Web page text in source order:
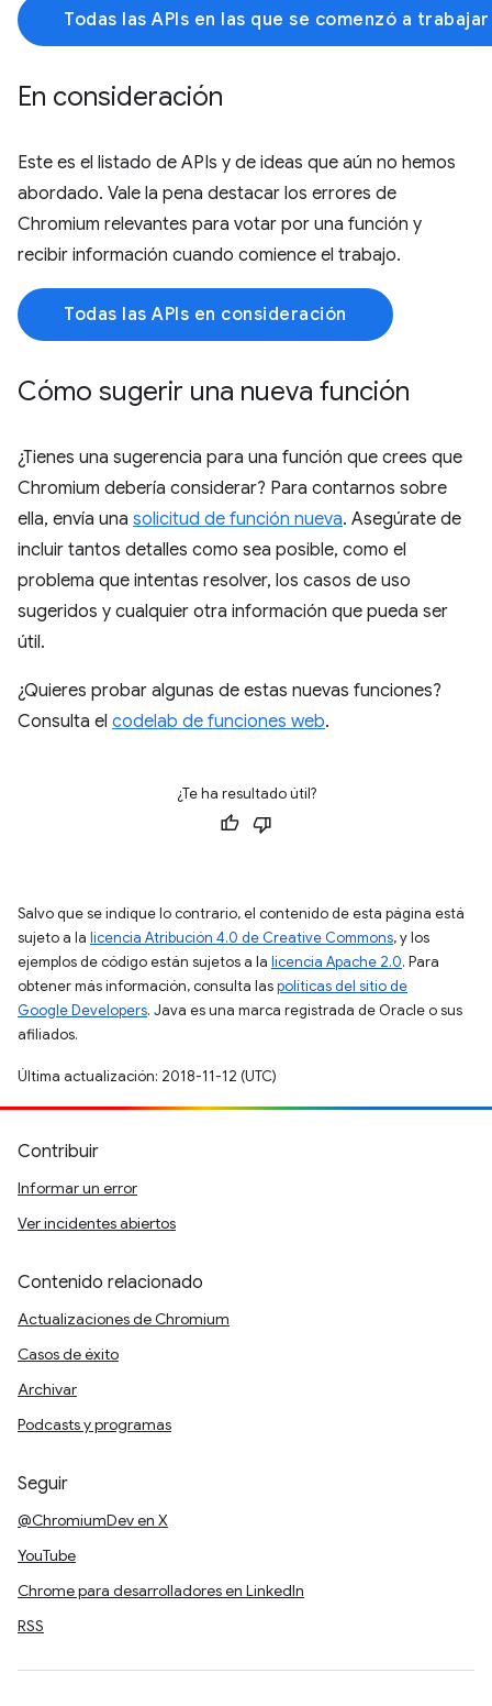
Todas las APIs en las que se comenzó a trabajar
En consideración
Este es el listado de APIs y de ideas que aún no hemos
abordado. Vale la pena destacar los errores de
Chromium relevantes para votar por una función y
recibir información cuando comience el trabajo.
Todas las APIs en consideración
Cómo sugerir una nueva función
¿Tienes una sugerencia para una función que crees que
Chromium debería considerar? Para contarnos sobre
ella, envía una solicitud de función nueva. Asegúrate de
incluir tantos detalles como sea posible, como el
problema que intentas resolver, los casos de uso
sugeridos y cualquier otra información que pueda ser
útil.
¿Quieres probar algunas de estas nuevas funciones?
Consulta el codelab de funciones web.
¿Te ha resultado útil?
Salvo que se indique lo contrario, el contenido de esta página está
sujeto a la licencia Atribución 4.0 de Creative Commons, y los
ejemplos de código están sujetos a la licencia Apache 2.0. Para
obtener más información, consulta laspolíticas del sitio de
Google Developers. Java es una marca registrada de Oracle o sus
afiliados.
Última actualización: 2018-11-12 (UTC)
Contribuir
Informar un error
Ver incidentes abiertos
Contenido relacionado
Actualizaciones de Chromium
Casos de éxito
Archivar
Podcasts y programas
Seguir
@ChromiumDev en X
YouTube
Chrome para desarrolladores en LinkedIn
RSS